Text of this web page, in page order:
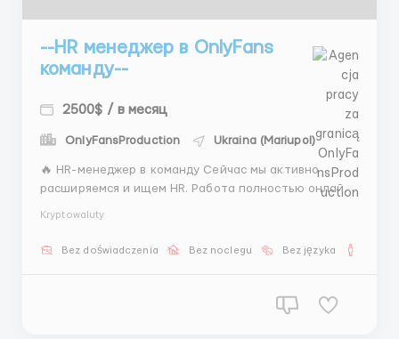
--HR менеджер в OnlyFans
команду--
2500$ / в месяц
OnlyFansProduction Ukraina (Mariupol)
🔥 HR-менеджер в команду Сейчас мы активно
расширяемся и ищем HR. Работа полностью онлайн,
удалённый формат. 📲 Написать: @Kristinahrhr1 ...
Kryptowaluty
Bez doświadczenia Bez noclegu Bez języka